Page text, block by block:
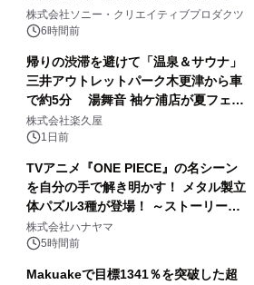
ラボレーション サウナイキタイコラ
ボグッズも発売決定！
株式会社ソニー・クリエイティブプロダクツ
6時間前
帰りの渋滞を避けて「温泉＆サウナ」
三井アウトレットパーク木更津から車
で約5分 湯舞音 袖ケ浦店が夏フェア
メニューを提供
株式会社楽久屋
1日前
TVアニメ『ONE PIECE』の名シーン
を自分の手で解き明かす！ メタル製立
体パズル3種が登場！ ～ストーリーと
ギミックが融合した 大人の体験型パズ
ルが8月7日(金)12時より先行予約受付
株式会社ハナヤマ
5時間前
Makuakeで目標1341％を突破した超